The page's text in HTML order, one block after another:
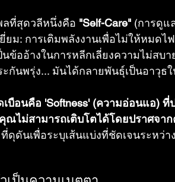
ที่สุดวลีหนึ่งคือ "Self-Care" (การดูแ
ม: การเติมพลังงานเพื่อไม่ให้หมดไฟ
ข้ออ้างในการหลีกเลี่ยงความไม่สบา
กันพรุ่ง... มันได้กลายพันธุ์เป็นอาวุธ
บือนคือ 'Softness' (ความอ่อนแอ)
คุณไม่สามารถเติบโตได้โดยปราศจา
ที่ดุดันเพื่อระบุเส้นแบ่งที่ชัดเจนระหว่าง